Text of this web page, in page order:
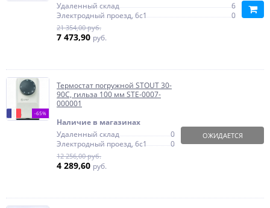
Удаленный склад
6
Электродный проезд, 6с1
0
21 354,00 руб.
7 473,90 руб.
-65%
Термостат погружной STOUT 30-
90С, гильза 100 мм STE-0007-
000001
Наличие в магазинах
Удаленный склад
0
Электродный проезд, 6с1
0
12 256,00 руб.
4 289,60 руб.
ОЖИДАЕТСЯ